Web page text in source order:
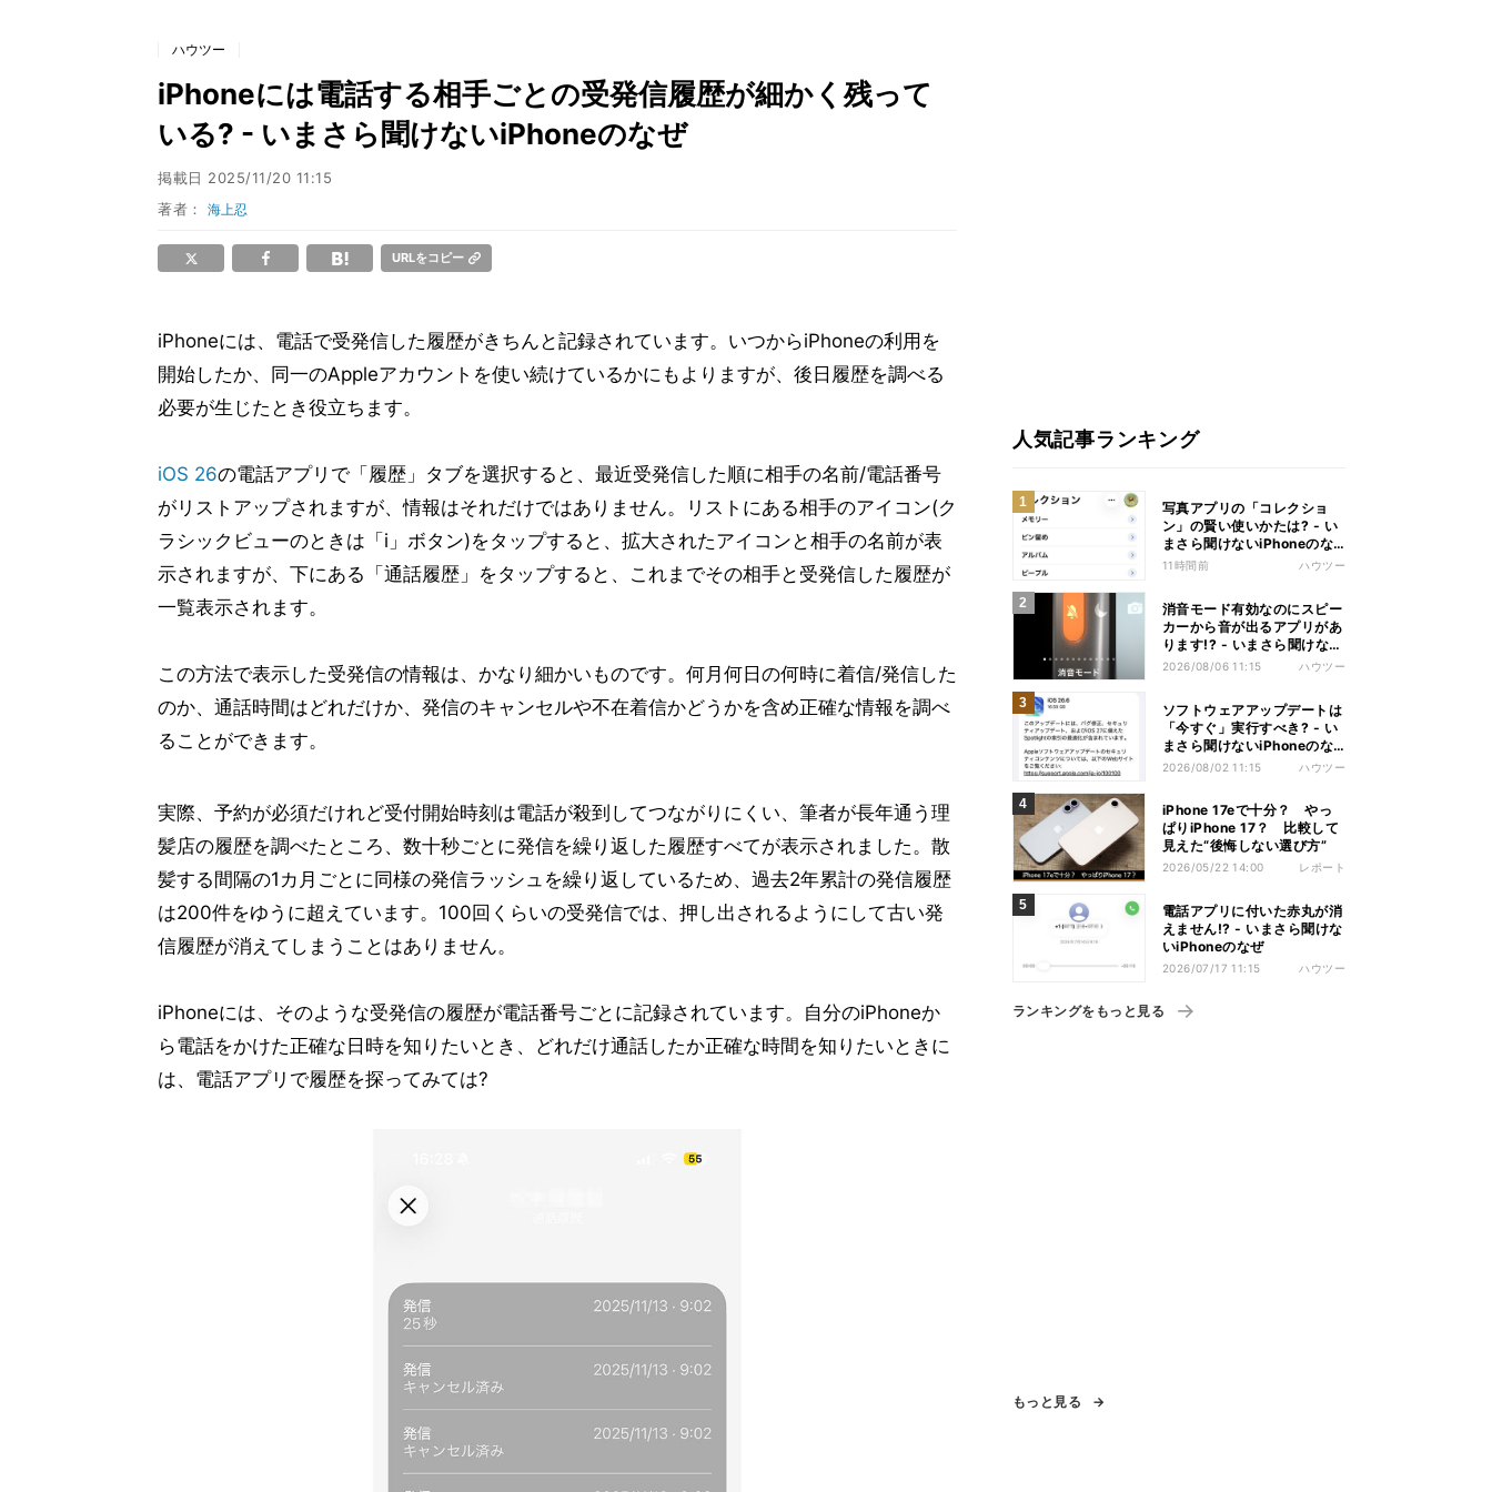
ハウツー
iPhoneには電話する相手ごとの受発信履歴が細かく残って
いる? - いまさら聞けないiPhoneのなぜ
掲載日 2025/11/20 11:15
著者：海上忍
URLをコピー
iPhoneには、電話で受発信した履歴がきちんと記録されています。いつからiPhoneの利用を
開始したか、同一のAppleアカウントを使い続けているかにもよりますが、後日履歴を調べる
必要が生じたとき役立ちます。
iOS 26の電話アプリで「履歴」タブを選択すると、最近受発信した順に相手の名前/電話番号
がリストアップされますが、情報はそれだけではありません。リストにある相手のアイコン(ク
ラシックビューのときは「i」ボタン)をタップすると、拡大されたアイコンと相手の名前が表
示されますが、下にある「通話履歴」をタップすると、これまでその相手と受発信した履歴が
一覧表示されます。
この方法で表示した受発信の情報は、かなり細かいものです。何月何日の何時に着信/発信した
のか、通話時間はどれだけか、発信のキャンセルや不在着信かどうかを含め正確な情報を調べ
ることができます。
実際、予約が必須だけれど受付開始時刻は電話が殺到してつながりにくい、筆者が長年通う理
髪店の履歴を調べたところ、数十秒ごとに発信を繰り返した履歴すべてが表示されました。散
髪する間隔の1カ月ごとに同様の発信ラッシュを繰り返しているため、過去2年累計の発信履歴
は200件をゆうに超えています。100回くらいの受発信では、押し出されるようにして古い発
信履歴が消えてしまうことはありません。
iPhoneには、そのような受発信の履歴が電話番号ごとに記録されています。自分のiPhoneか
ら電話をかけた正確な日時を知りたいとき、どれだけ通話したか正確な時間を知りたいときに
は、電話アプリで履歴を探ってみては?
人気記事ランキング
写真アプリの「コレクショ
ン」の賢い使いかたは? - い
まさら聞けないiPhoneのな
ぜ
11時間前 ハウツー
消音モード有効なのにスピー
カーから音が出るアプリがあ
ります!? - いまさら聞けない
iPhoneのなぜ
2026/08/06 11:15 ハウツー
ソフトウェアアップデートは
「今すぐ」実行すべき? - い
まさら聞けないiPhoneのな
ぜ
2026/08/02 11:15 ハウツー
iPhone 17eで十分？ やっ
ぱりiPhone 17？ 比較して
見えた“後悔しない選び方”
2026/05/22 14:00 レポート
電話アプリに付いた赤丸が消
えません!? - いまさら聞けな
いiPhoneのなぜ
2026/07/17 11:15 ハウツー
ランキングをもっと見る
もっと見る